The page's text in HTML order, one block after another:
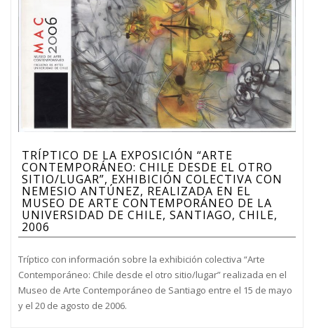
TRÍPTICO DE LA EXPOSICIÓN “ARTE
CONTEMPORÁNEO: CHILE DESDE EL OTRO
SITIO/LUGAR”, EXHIBICIÓN COLECTIVA CON
NEMESIO ANTÚNEZ, REALIZADA EN EL
MUSEO DE ARTE CONTEMPORÁNEO DE LA
UNIVERSIDAD DE CHILE, SANTIAGO, CHILE,
2006
Tríptico con información sobre la exhibición colectiva “Arte
Contemporáneo: Chile desde el otro sitio/lugar” realizada en el
Museo de Arte Contemporáneo de Santiago entre el 15 de mayo
y el 20 de agosto de 2006.